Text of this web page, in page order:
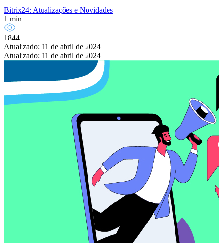
Bitrix24: Atualizações e Novidades
1 min
1844
Atualizado: 11 de abril de 2024
Atualizado: 11 de abril de 2024